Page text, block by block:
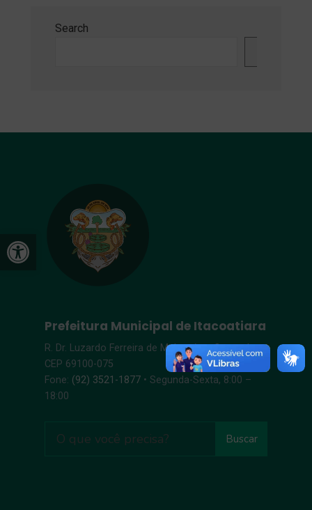
Open toolbar
Search
Prefeitura Municipal de Itacoatiara
R. Dr. Luzardo Ferreira de Melo, s/n – Centro |
CEP 69100-075
Fone: (92) 3521-1877 • Segunda-Sexta, 8:00 –
18:00
Buscar